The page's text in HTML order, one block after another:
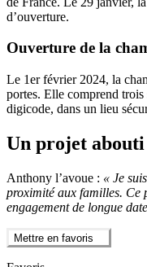
d’ouverture.
Ouverture de la
Le 1er février 2024, la
portes. Elle comprend trois
digicode, dans un lieu
Un projet
Anthony l’avoue : « Je
proximité aux familles. Ce
engagement de longue
Mettre en favoris